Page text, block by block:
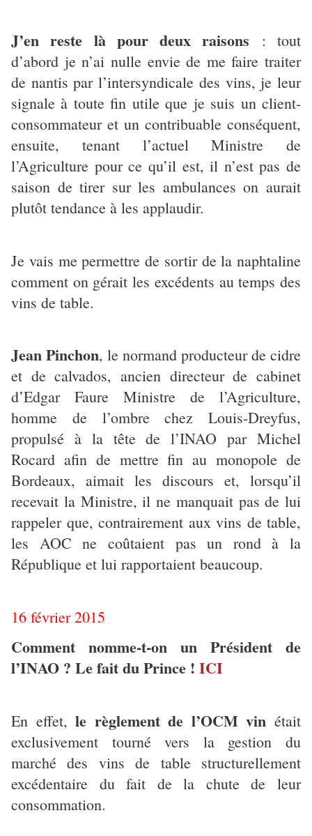
J’en reste là pour deux raisons : tout
d’abord je n’ai nulle envie de me faire traiter
de nantis par l’intersyndicale des vins, je leur
signale à toute fin utile que je suis un client-
consommateur et un contribuable conséquent,
ensuite, tenant l’actuel Ministre de
l’Agriculture pour ce qu’il est, il n’est pas de
saison de tirer sur les ambulances on aurait
plutôt tendance à les applaudir.
Je vais me permettre de sortir de la naphtaline
comment on gérait les excédents au temps des
vins de table.
Jean Pinchon, le normand producteur de cidre
et de calvados, ancien directeur de cabinet
d’Edgar Faure Ministre de l’Agriculture,
homme de l’ombre chez Louis-Dreyfus,
propulsé à la tête de l’INAO par Michel
Rocard afin de mettre fin au monopole de
Bordeaux, aimait les discours et, lorsqu’il
recevait la Ministre, il ne manquait pas de lui
rappeler que, contrairement aux vins de table,
les AOC ne coûtaient pas un rond à la
République et lui rapportaient beaucoup.
16 février 2015
Comment nomme-t-on un Président de
l’INAO ? Le fait du Prince ! ICI
En effet,le règlement de l’OCM vin était
exclusivement tourné vers la gestion du
marché des vins de table structurellement
excédentaire du fait de la chute de leur
consommation.